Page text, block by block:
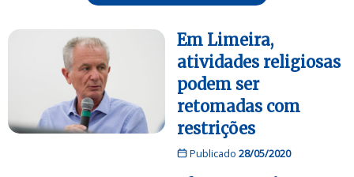
Em Limeira,
atividades religiosas
podem ser
retomadas com
restrições
Publicado 28/05/2020